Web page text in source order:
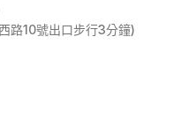
路10號出口步行3分鐘)